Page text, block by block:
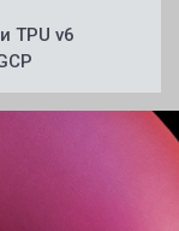
TPU v6